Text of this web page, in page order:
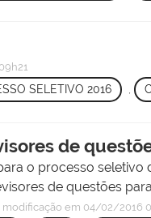
SELETIVO 2016 ,
de
o processo
de questões
modificação em 04/02/2016